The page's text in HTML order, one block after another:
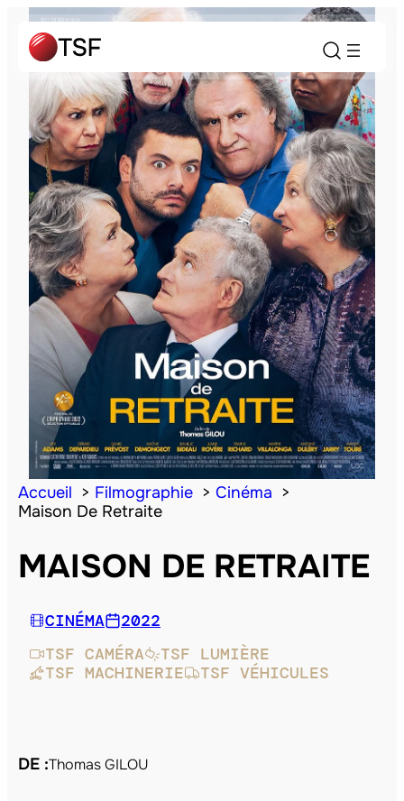
Accueil Filmographie
Cinéma
Maison De Retraite
MAISON DE RETRAITE
CINÉMA
2022
TSF CAMÉRA
TSF LUMIÈRE
TSF MACHINERIE
TSF VÉHICULES
DE :Thomas GILOU